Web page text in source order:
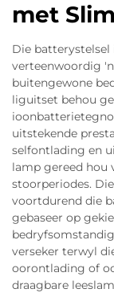
met
Die batterystelsel
verteenwoordig
buitengewone
liguitset behou
uitstekende
selfontlading en
lamp gereed hou
stoorperiodes.
voortdurend die
gebaseer op
verseker terwyl
oorontlading of
draagbare